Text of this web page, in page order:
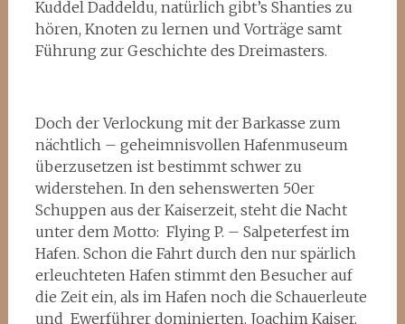
Kuddel Daddeldu, natürlich gibt’s Shanties zu
hören, Knoten zu lernen und Vorträge samt
Führung zur Geschichte des Dreimasters.
Doch der Verlockung mit der Barkasse zum
nächtlich – geheimnisvollen Hafenmuseum
überzusetzen ist bestimmt schwer zu
widerstehen. In den sehenswerten 50er
Schuppen aus der Kaiserzeit, steht die Nacht
unter dem Motto: Flying P. – Salpeterfest im
Hafen. Schon die Fahrt durch den nur spärlich
erleuchteten Hafen stimmt den Besucher auf
die Zeit ein, als im Hafen noch die Schauerleute
und Ewerführer dominierten. Joachim Kaiser,